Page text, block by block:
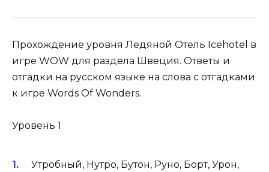
Прохождение уровня Ледяной Отель Icehotel в
игре WOW для раздела Швеция. Ответы и
отгадки на русском языке на слова с отгадками
к игре Words Of Wonders.
Уровень 1
Утробный, Нутро, Бутон, Руно, Борт, Урон,